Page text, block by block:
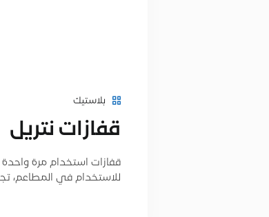
بلاستيك
قفازات نتريل
قفازات استخدام مرة واحدة
للاستخدام في المطاعم،